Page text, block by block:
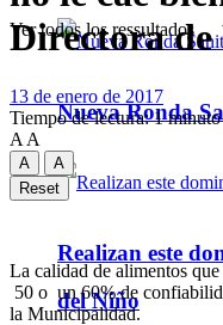
Nueva Ronda
Realizan este
del Niño
Ver todos los ressultados
Directora
13 de enero de 2017
Tiempo de lectura: 1 minuto
A A
A
A
Reset
La calidad de alimentos
50 o un 60% de
la Municipalidad.